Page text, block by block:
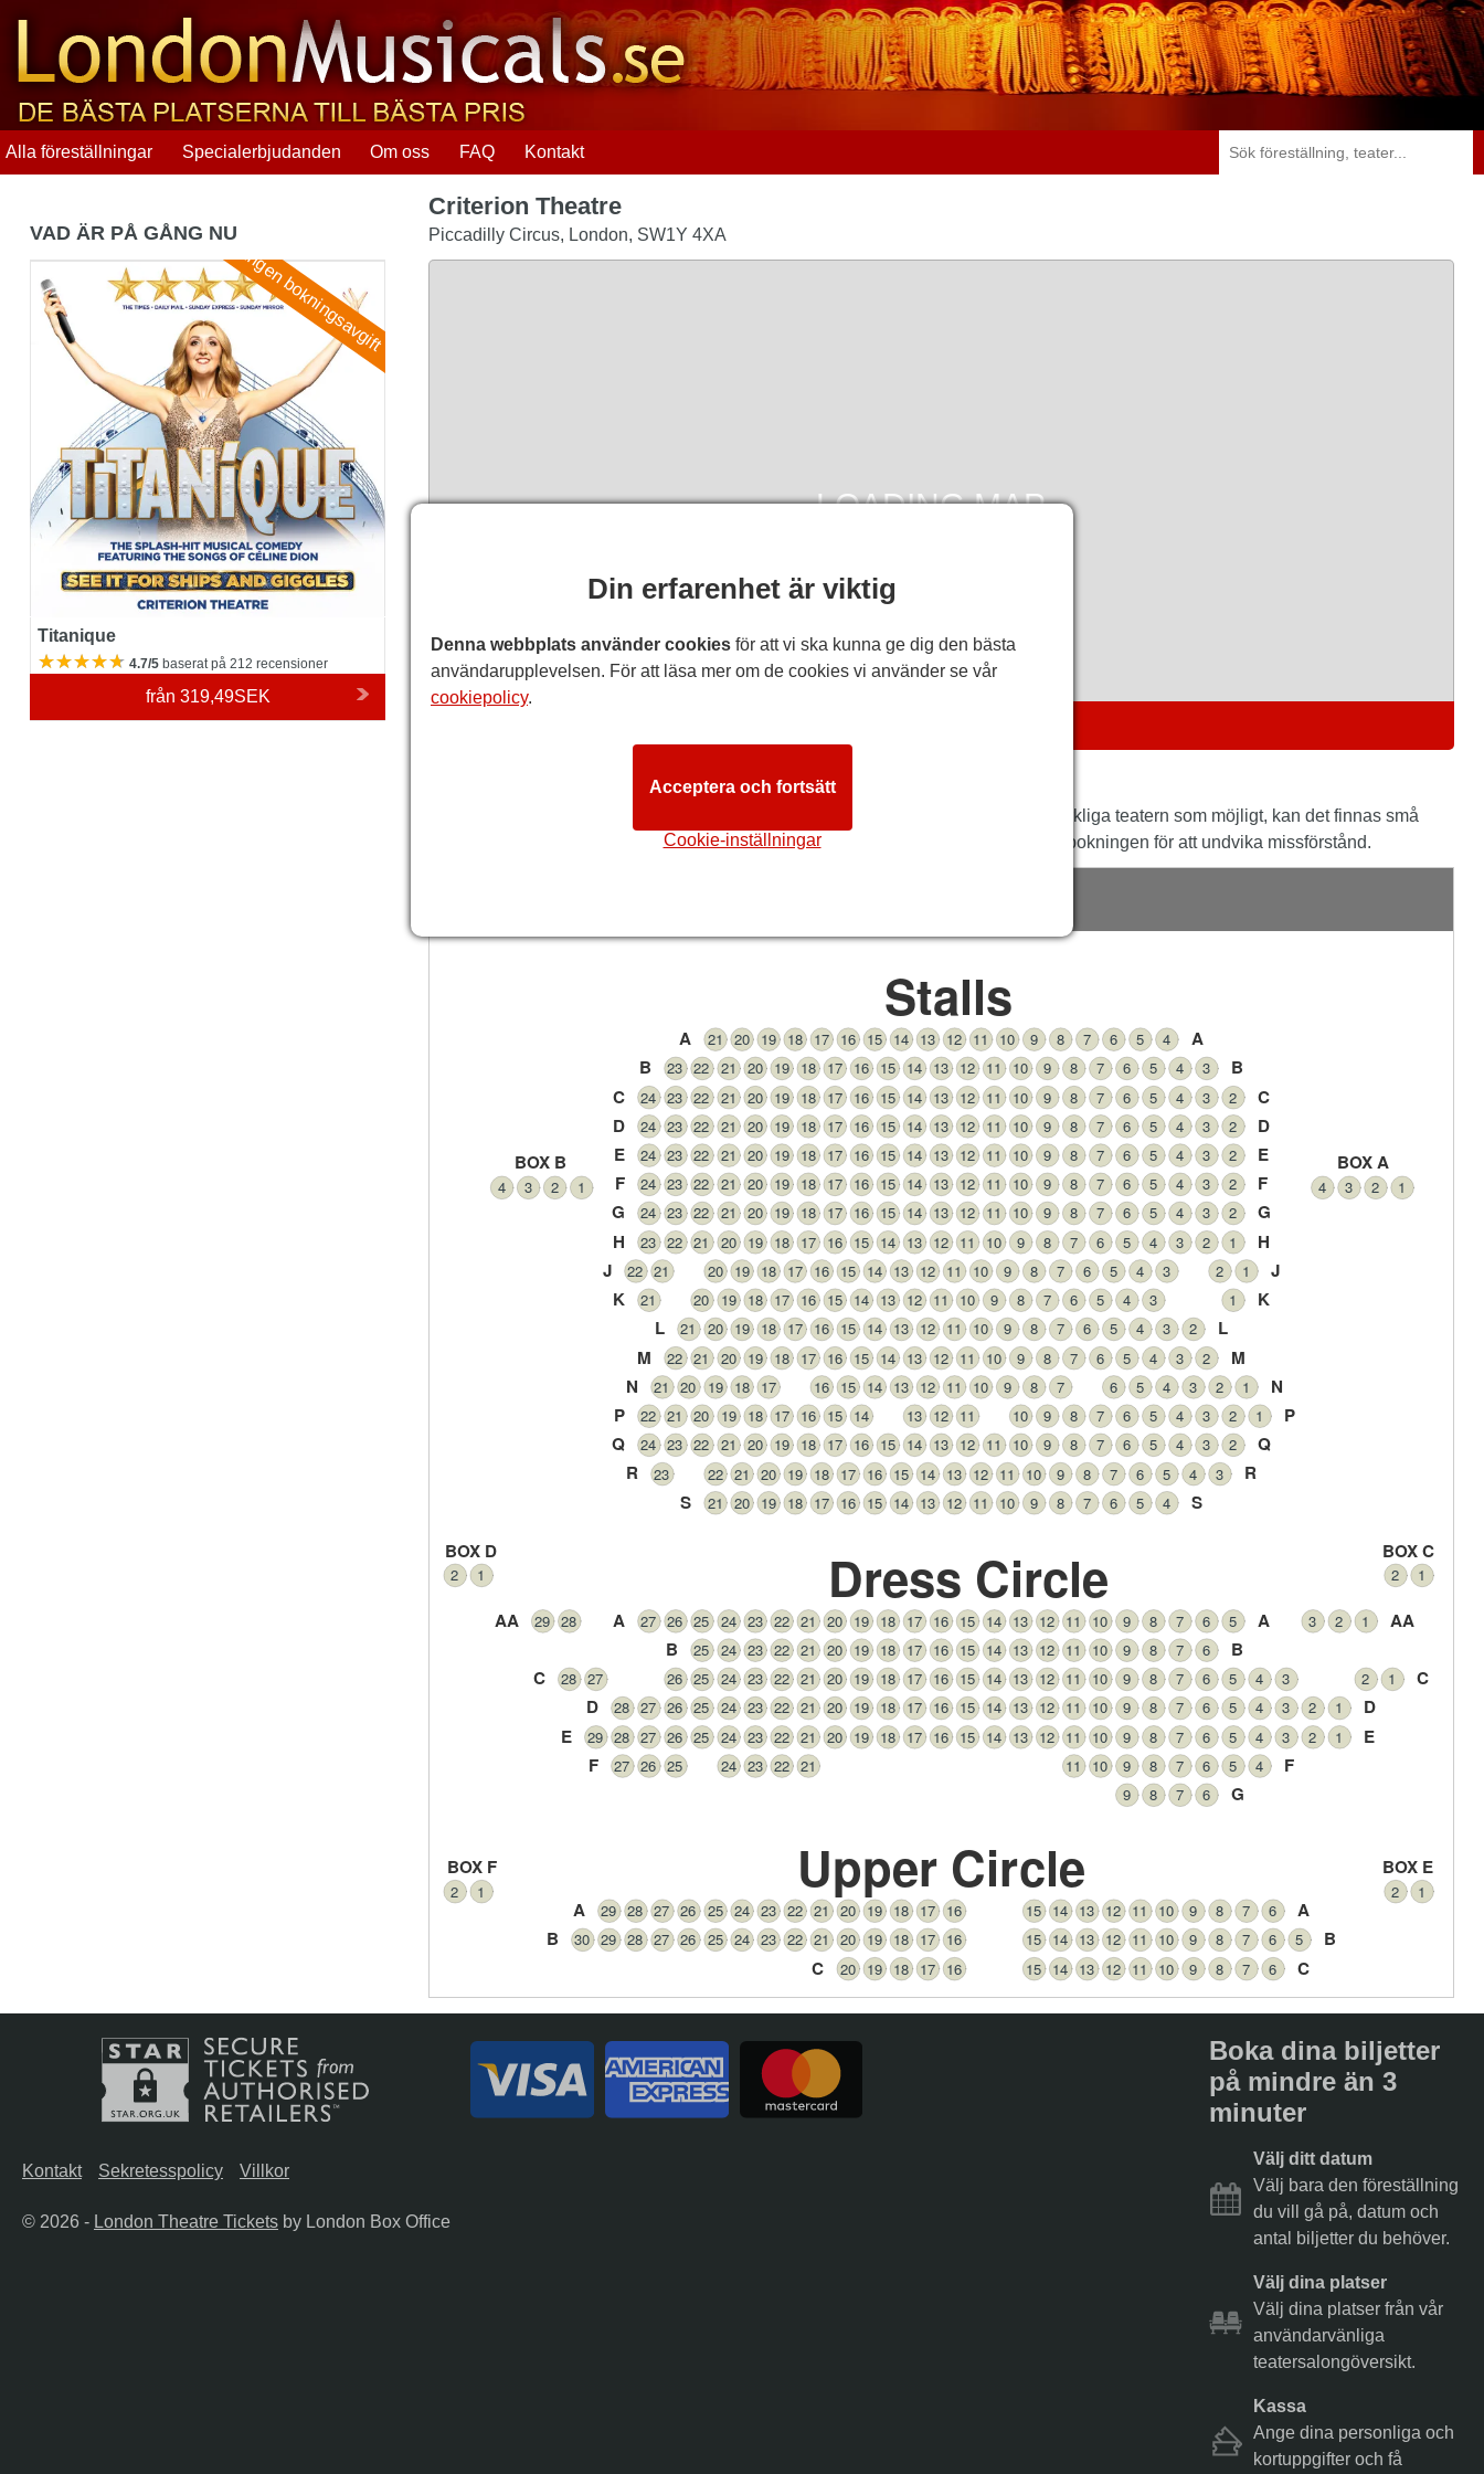
Alla föreställningar Specialerbjudanden Om oss FAQ Kontakt
Criterion Theatre
Piccadilly Circus, London, SW1Y 4XA
VAD ÄR PÅ GÅNG NU
Ingen bokningsavgift
Titanique
4.7/5 baserat på 212 recensioner
från 319,49SEK
Criterion Theatre salongöversikt
: Även om vi försöker att se till att denna platsöversikt är så nära den verkliga teatern som möjligt, kan det finnas små
variationer. Kunder med specifika krav rekommenderas att diskutera med oss före bokningen för att undvika missförstånd.
Stalls
4
5
6
7
8
9
10
11
12
13
14
15
16
17
18
19
20
21
A A
3
4
5
6
7
8
9
10
11
12
13
14
15
16
17
18
19
20
21
22
23
B B
2
3
4
5
6
7
8
9
10
11
12
13
14
15
16
17
18
19
20
21
22
23
24
C C
2
3
4
5
6
7
8
9
10
11
12
13
14
15
16
17
18
19
20
21
22
23
24
D D
2
3
4
5
6
7
8
9
10
11
12
13
14
15
16
17
18
19
20
21
22
23
24
E E
2
3
4
5
6
7
8
9
10
11
12
13
14
15
16
17
18
19
20
21
22
23
24
F F
2
3
4
5
6
7
8
9
10
11
12
13
14
15
16
17
18
19
20
21
22
23
24
G G
1
2
3
4
5
6
7
8
9
10
11
12
13
14
15
16
17
18
19
20
21
22
23
H H
1
2
3
4
5
6
7
8
9
10
11
12
13
14
15
16
17
18
19
20
21
22
J J
1
3
4
5
6
7
8
9
10
11
12
13
14
15
16
17
18
19
20
21
K K
2
3
4
5
6
7
8
9
10
11
12
13
14
15
16
17
18
19
20
21
L L
2
3
4
5
6
7
8
9
10
11
12
13
14
15
16
17
18
19
20
21
22
M M
1
2
3
4
5
6
7
8
9
10
11
12
13
14
15
16
17
18
19
20
21
N N
1
2
3
4
5
6
7
8
9
10
11
12
13
14
15
16
17
18
19
20
21
22
P P
2
3
4
5
6
7
8
9
10
11
12
13
14
15
16
17
18
19
20
21
22
23
24
Q Q
3
4
5
6
7
8
9
10
11
12
13
14
15
16
17
18
19
20
21
22
23
R R
4
5
6
7
8
9
10
11
12
13
14
15
16
17
18
19
20
21
S S
Dress Circle
1
2
3
28
29
AA AA
5
6
7
8
9
10
11
12
13
14
15
16
17
18
19
20
21
22
23
24
25
26
27
A A
6
7
8
9
10
11
12
13
14
15
16
17
18
19
20
21
22
23
24
25
B B
1
2
3
4
5
6
7
8
9
10
11
12
13
14
15
16
17
18
19
20
21
22
23
24
25
26
27
28
C C
1
2
3
4
5
6
7
8
9
10
11
12
13
14
15
16
17
18
19
20
21
22
23
24
25
26
27
28
D D
1
2
3
4
5
6
7
8
9
10
11
12
13
14
15
16
17
18
19
20
21
22
23
24
25
26
27
28
29
E E
4
5
6
7
8
9
10
11
21
22
23
24
25
26
27
F F
6
7
8
9 G
Upper Circle
6
7
8
9
10
11
12
13
14
15
16
17
18
19
20
21
22
23
24
25
26
27
28
29
A A
5
6
7
8
9
10
11
12
13
14
15
16
17
18
19
20
21
22
23
24
25
26
27
28
29
30
B B
6
7
8
9
10
11
12
13
14
15
16
17
18
19
20
C C
1
2
3
4
BOX A
1
2
3
4
BOX B
1
2
BOX C
1
2
BOX D
1
2
BOX E
1
2
BOX F
Boka dina biljetter
på mindre än 3
minuter
Välj ditt datum
Välj bara den föreställning
du vill gå på, datum och
antal biljetter du behöver.
Välj dina platser
Välj dina platser från vår
användarvänliga
teatersalongöversikt.
Kassa
Ange dina personliga och
kortuppgifter och få
Kontakt Sekretesspolicy Villkor
© 2026 - London Theatre Tickets by London Box Office
Din erfarenhet är viktig
Denna webbplats använder cookies för att vi ska kunna ge dig den bästa
användarupplevelsen. För att läsa mer om de cookies vi använder se vår
cookiepolicy.
Cookie-inställningar
Acceptera och fortsätt